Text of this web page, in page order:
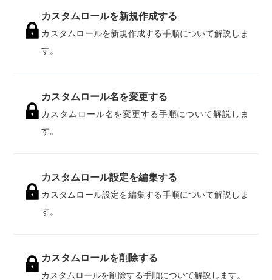
カスタムロールを新規作成する
カスタムロールを新規作成する手順について解説しま
す。
カスタムロール名を変更する
カスタムロール名を変更する手順について解説しま
す。
カスタムロール設定を編集する
カスタムロール設定を編集する手順について解説しま
す。
カスタムロールを削除する
カスタムロールを削除する手順について解説します。